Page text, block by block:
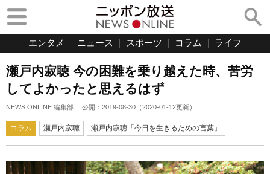
エンタメ ニュース スポーツ コラム ライフ
瀬戸内寂聴 今の困難を乗り越えた時、苦労
してよかったと思えるはず
NEWS ONLINE 編集部 公開： 2019-08-30 （2020-01-12更新）
コラム 瀬戸内寂聴 瀬戸内寂聴「今日を生きるための言葉」